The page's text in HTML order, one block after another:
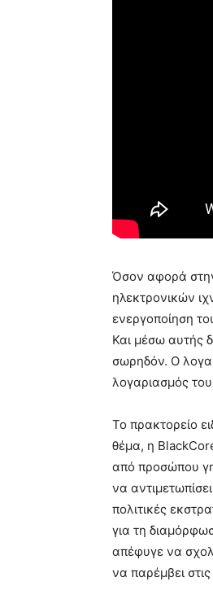
Όσον αφορά
ηλεκτρονικών
ενεργοποίηση
Και μέσω αυτής
σωρηδόν. Ο
λογαριασμός
Το πρακτορείο
θέμα, η
από προσώπου
να
πολιτικές
για τη
απέφυγε να
να παρέμβει